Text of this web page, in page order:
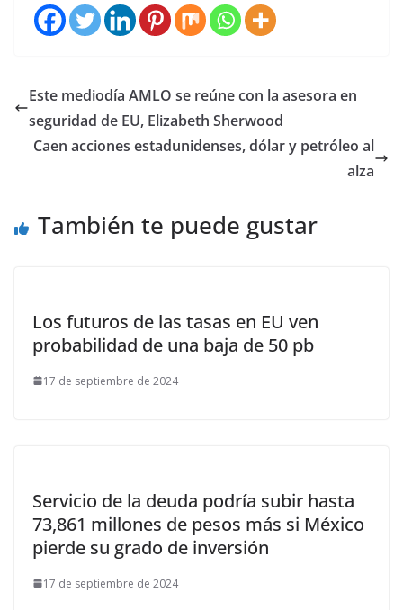
Este mediodía AMLO se reúne con la asesora en
seguridad de EU, Elizabeth Sherwood
Caen acciones estadunidenses, dólar y petróleo al
alza
También te puede gustar
Los futuros de las tasas en EU ven
probabilidad de una baja de 50 pb
17 de septiembre de 2024
Servicio de la deuda podría subir hasta
73,861 millones de pesos más si México
pierde su grado de inversión
17 de septiembre de 2024